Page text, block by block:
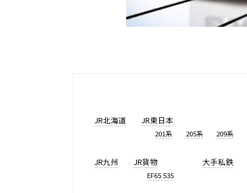
JR北海道 JR東日本
201系 205系 209系
JR九州 JR貨物
EF65 535
大手私鉄